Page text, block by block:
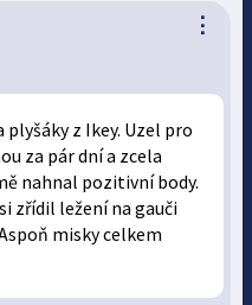
⋮
z Ikey. Uzel pro
za pár dní a zcela
nahnal pozitivní body.
zřídil ležení na gauči
misky celkem